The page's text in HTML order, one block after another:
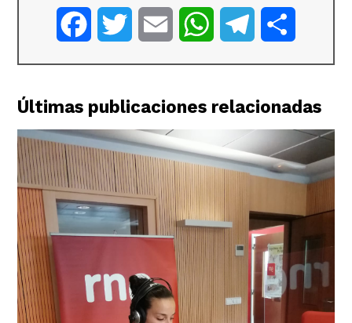
FacebookTwitter Email WhatsAppTelegram
Últimas publicaciones relacionadas